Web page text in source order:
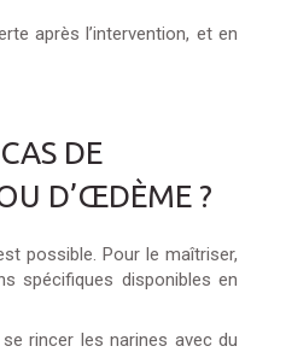
après l’intervention, et en
DE
D’ŒDÈME ?
possible. Pour le maîtriser,
spécifiques disponibles en
rincer les narines avec du